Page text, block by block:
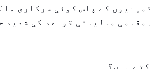
کے پاس کوئی سرکاری
مالیاتی قواعد کی شدید
ہیں؟